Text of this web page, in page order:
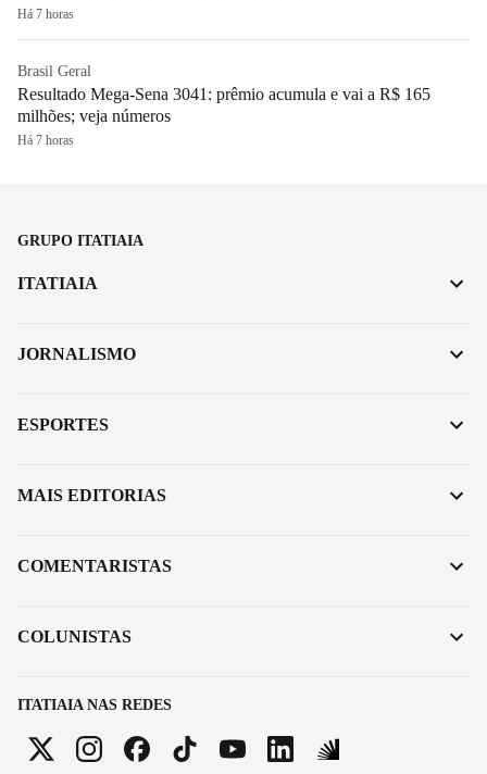
Há 7 horas
Brasil Geral
Resultado Mega-Sena 3041: prêmio acumula e vai a R$ 165
milhões; veja números
Há 7 horas
GRUPO ITATIAIA
ITATIAIA NAS REDES
ITATIAIA
JORNALISMO
ESPORTES
MAIS EDITORIAS
COMENTARISTAS
COLUNISTAS